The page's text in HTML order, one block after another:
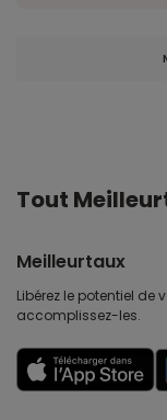
Tout
Meilleurtaux
Libérez le potentiel de
accomplissez-les.